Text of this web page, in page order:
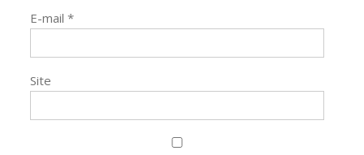
E-mail*
Site